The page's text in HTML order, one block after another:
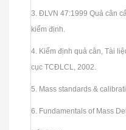
3. ĐLVN 47:1999 Quả cân
kiểm định.
4. Kiểm định quả cân, Tài
cục TCĐLCL, 2002.
5. Mass standards &
6. Fundamentals of Mass